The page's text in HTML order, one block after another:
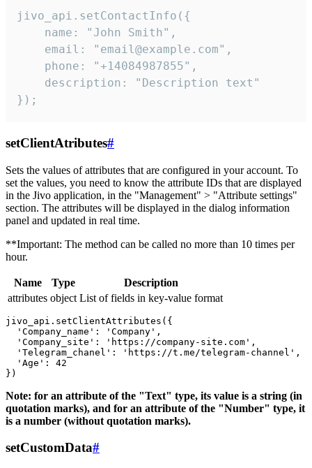
jivo_api.setContactInfo({
    name: "John Smith",
    email: "email@example.com",
    phone: "+14084987855",
    description: "Description text"
});
setClientAtributes#
Sets the values ​​of attributes that are configured in your account. To
set the values, you need to know the attribute IDs that are displayed
in the Jivo application, in the "Management" > "Attribute settings"
section. The attributes will be displayed in the dialog information
panel and updated in real time.
**Important: The method can be called no more than 10 times per
hour.
Name Type
Description
attributes object List of fields in key-value format
jivo_api.setClientAttributes({
  'Company_name': 'Company',
  'Company_site': 'https://company-site.com',
  'Telegram_chanel': 'https://t.me/telegram-channel',
  'Age': 42
Note: for an attribute of the "Text" type, its value is a string (in
quotation marks), and for an attribute of the "Number" type, it
is a number (without quotation marks).
setCustomData#